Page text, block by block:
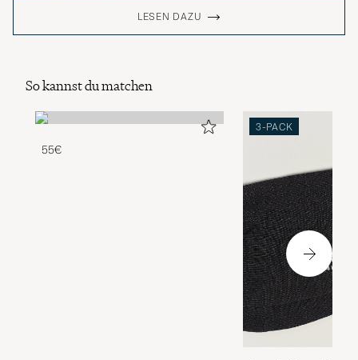
LESEN DAZU
So kannst du matchen
55€
3-PACK